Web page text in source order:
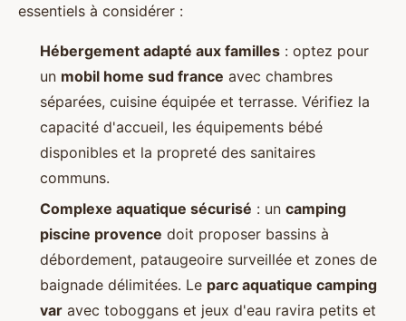
essentiels à considérer :
Hébergement adapté aux familles : optez pour
un mobil home sud france avec chambres
séparées, cuisine équipée et terrasse. Vérifiez la
capacité d'accueil, les équipements bébé
disponibles et la propreté des sanitaires
communs.
Complexe aquatique sécurisé : un camping
piscine provence doit proposer bassins à
débordement, pataugeoire surveillée et zones de
baignade délimitées. Le parc aquatique camping
var avec toboggans et jeux d'eau ravira petits et